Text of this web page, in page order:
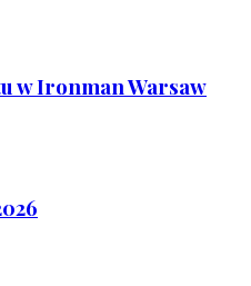
w Ironman Warsaw